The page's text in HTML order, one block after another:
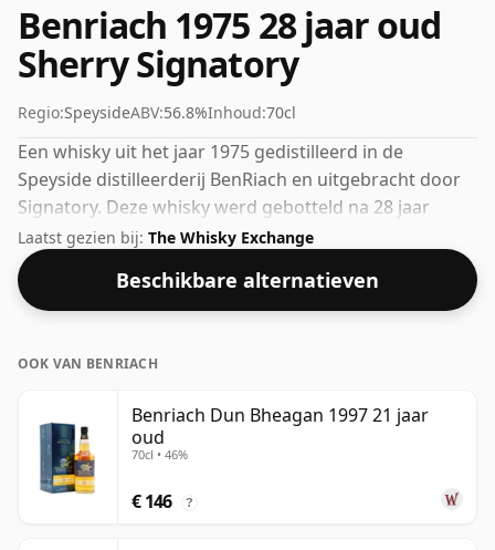
Benriach 1975 28 jaar oud
Sherry Signatory
Regio:SpeysideABV:56.8%Inhoud:70cl
Een whisky uit het jaar 1975 gedistilleerd in de
Speyside distilleerderij BenRiach en uitgebracht door
Signatory. Deze whisky werd gebotteld na 28 jaar
rijping. Met 56,8% alcohol is dit alcoholgehalte meer
dan acceptabel. Gebotteld in de
standaardafgiftegrootte van 70cl.
Laatst gezien bij: The Whisky Exchange
Beschikbare alternatieven
OOK VAN BENRIACH
Benriach Dun Bheagan 1997 21 jaar
oud
70cl • 46%
€ 146 ?